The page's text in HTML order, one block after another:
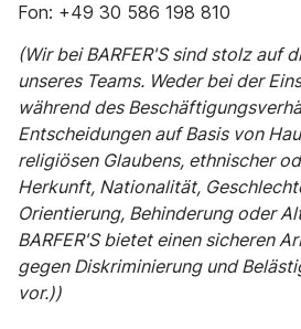
Fon: +49 30 586 198 810
(Wir bei BARFER'S sind stolz auf
unseres Teams. Weder bei der
während des
Entscheidungen auf Basis von
religiösen Glaubens, ethnischer
Herkunft, Nationalität,
Orientierung, Behinderung oder
BARFER'S bietet einen sicheren
gegen Diskriminierung und
vor.))